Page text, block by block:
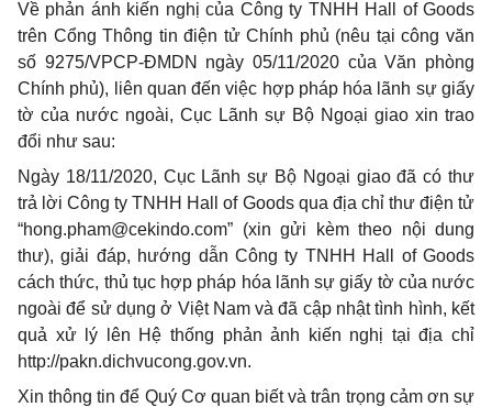
Về phản ánh kiến nghị của Công ty TNHH Hall of Goods
trên Cổng Thông tin điện tử Chính phủ (nêu tại công văn
số 9275/VPCP-ĐMDN ngày 05/11/2020 của Văn phòng
Chính phủ), liên quan đến việc hợp pháp hóa lãnh sự giấy
tờ của nước ngoài, Cục Lãnh sự Bộ Ngoại giao xin trao
đổi như sau:
Ngày 18/11/2020, Cục Lãnh sự Bộ Ngoại giao đãcó thư
trả lời Công ty TNHH Hall of Goods qua địa chỉ thư điện tử
“hong.pham@cekindo.com” (xin gửi kèm theo nội dung
thư), giải đáp, hướng dẫn Công ty TNHH Hall of Goods
cách thức, thủ tục hợp pháp hóa lãnh sự giấy tờ của nước
ngoài để sử dụng ở Việt Nam vàđã cập nhật tình hình, kết
quả xử lý lên Hệ thống phản ảnh kiến nghị tại địa chỉ
http://pakn.dichvucong.gov.vn.
Xin thông tin để Quý Cơ quan biết và trân trọng cảm ơn sự